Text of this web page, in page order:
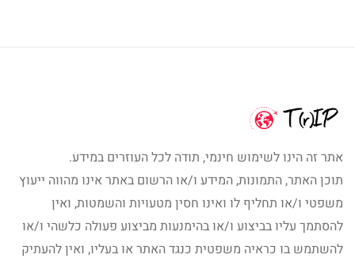
אתר זה הינו לשימוש חינמי, תודה לכל העוזרים במידע.
תוכן האתר, התמונות, המידע ו/או הרשום באתר אינו מהווה ייעוץ
משפטי ו/או תחליף לו ואינו חסין מטעויות והשמטות, ואין
להסתמך עליו בביצוע ו/או בהימנעות מביצוע פעולה כלשהי ו/או
להשתמש בו כראיה משפטית כנגד האתר או בעליו, ואין להעתיק